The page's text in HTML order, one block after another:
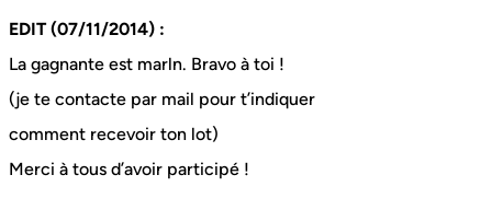
EDIT (07/11/2014) :
La gagnante est marln. Bravo à toi !
(je te contacte par mail pour t’indiquer
comment recevoir ton lot)
Merci à tous d’avoir participé !